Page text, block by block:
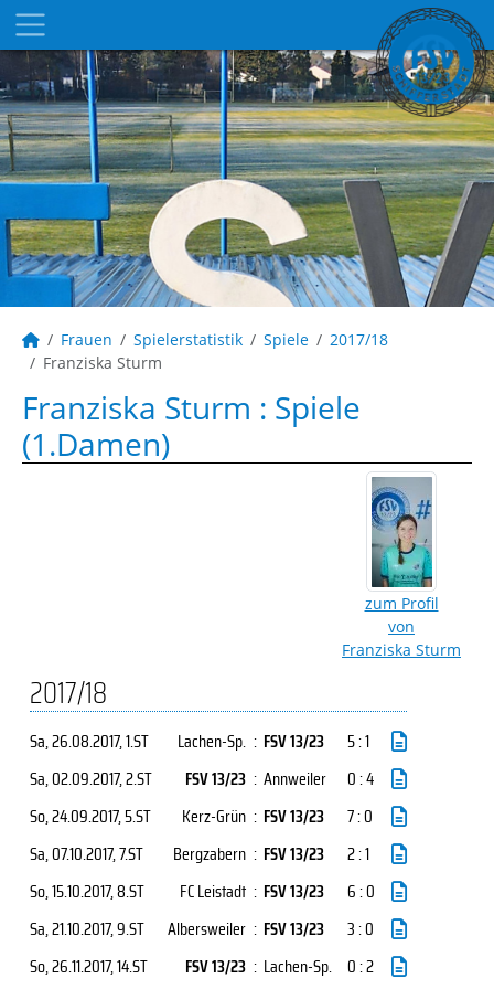
Frauen Spielerstatistik Spiele
2017/18
Franziska Sturm
Franziska Sturm : Spiele
(1.Damen)
zum Profil
von
Franziska Sturm
2017/18
Sa, 26.08.2017, 1.ST Lachen-Sp. : FSV 13/23
5 : 1
Sa, 02.09.2017, 2.ST FSV 13/23 : Annweiler
0 : 4
So, 24.09.2017, 5.ST Kerz-Grün : FSV 13/23
7 : 0
Sa, 07.10.2017, 7.ST Bergzabern : FSV 13/23
2 : 1
So, 15.10.2017, 8.ST FC Leistadt : FSV 13/23
6 : 0
Sa, 21.10.2017, 9.ST Albersweiler : FSV 13/23
3 : 0
So, 26.11.2017, 14.ST FSV 13/23 : Lachen-Sp. 0 : 2